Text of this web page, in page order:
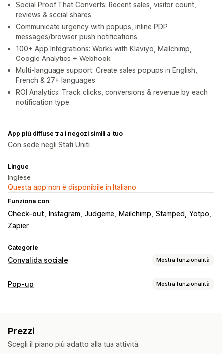
Social Proof That Converts: Recent sales, visitor count,
reviews & social shares
Communicate urgency with popups, inline PDP
messages/browser push notifications
100+ App Integrations: Works with Klaviyo, Mailchimp,
Google Analytics + Webhook
Multi-language support: Create sales popups in English,
French & 27+ languages
ROI Analytics: Track clicks, conversions & revenue by each
notification type.
App più diffuse tra i negozi simili al tuo
Con sede negli Stati Uniti
Lingue
Inglese
Questa app non è disponibile in Italiano
Funziona con
Check-out Instagram Judgeme Mailchimp Stamped
Yotpo
Zapier
Categorie
Convalida sociale Mostra funzionalità
Tipi di contenuti
Singoli visitatori
Numero di recensioni
Numero di vendite
Pop-up Mostra funzionalità
Annunci
Prezzi
Scegli il piano più adatto alla tua attività.